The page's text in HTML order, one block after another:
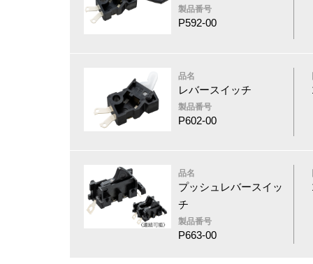
製品番号
P592-00
品名
レバースイッチ
製品番号
P602-00
品名
プッシュレバースイッ
チ
製品番号
P663-00